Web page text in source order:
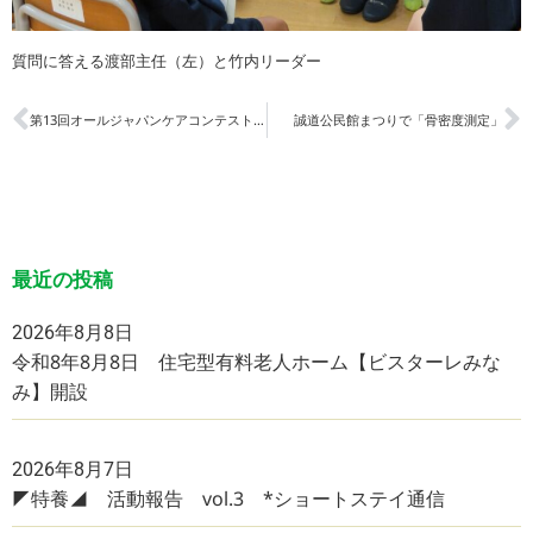
質問に答える渡部主任（左）と竹内リーダー
第13回オールジャパンケアコンテスト『優秀賞』受賞 誠道公民館まつりで「骨密度測定」
最近の投稿
2026年8月8日
令和8年8月8日 住宅型有料老人ホーム【ビスターレみな
み】開設
2026年8月7日
◤特養◢ 活動報告 vol.3 *ショートステイ通信